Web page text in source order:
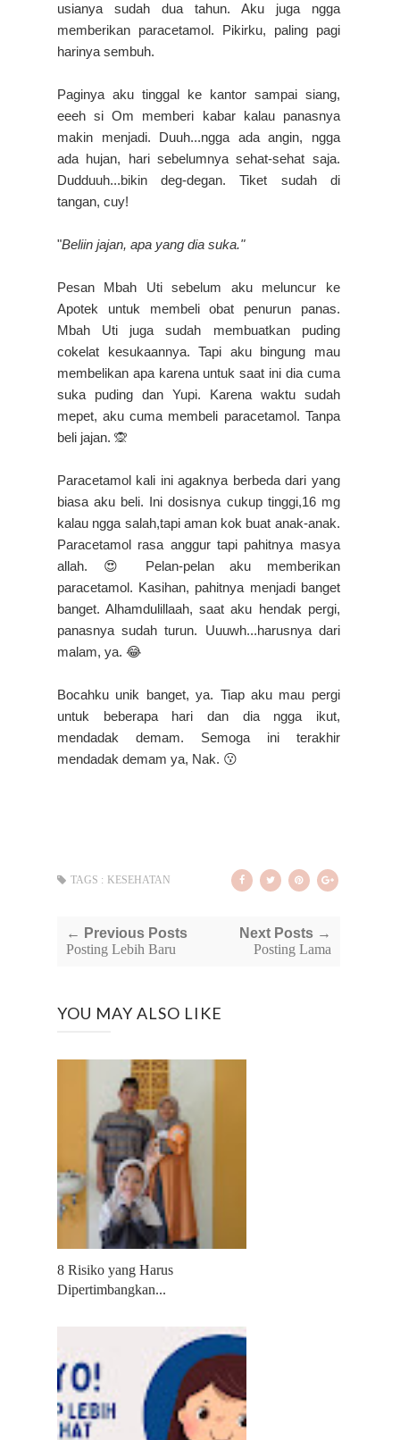
usianya sudah dua tahun. Aku juga ngga
memberikan paracetamol. Pikirku, paling pagi
harinya sembuh.
Paginya aku tinggal ke kantor sampai siang,
eeeh si Om memberi kabar kalau panasnya
makin menjadi. Duuh...ngga ada angin, ngga
ada hujan, hari sebelumnya sehat-sehat saja.
Dudduuh...bikin deg-degan. Tiket sudah di
tangan, cuy!
"Beliin jajan, apa yang dia suka."
Pesan Mbah Uti sebelum aku meluncur ke
Apotek untuk membeli obat penurun panas.
Mbah Uti juga sudah membuatkan puding
cokelat kesukaannya. Tapi aku bingung mau
membelikan apa karena untuk saat ini dia cuma
suka puding dan Yupi. Karena waktu sudah
mepet, aku cuma membeli paracetamol. Tanpa
beli jajan. 🙊
Paracetamol kali ini agaknya berbeda dari yang
biasa aku beli. Ini dosisnya cukup tinggi,16 mg
kalau ngga salah,tapi aman kok buat anak-anak.
Paracetamol rasa anggur tapi pahitnya masya
allah. 😍 Pelan-pelan aku memberikan
paracetamol. Kasihan, pahitnya menjadi banget
banget. Alhamdulillaah, saat aku hendak pergi,
panasnya sudah turun. Uuuwh...harusnya dari
malam, ya. 😂
Bocahku unik banget, ya. Tiap aku mau pergi
untuk beberapa hari dan dia ngga ikut,
mendadak demam. Semoga ini terakhir
mendadak demam ya, Nak. 😗
TAGS : KESEHATAN
← Previous Posts
Posting Lebih Baru
Next Posts →
Posting Lama
YOU MAY ALSO LIKE
8 Risiko yang Harus
Dipertimbangkan...